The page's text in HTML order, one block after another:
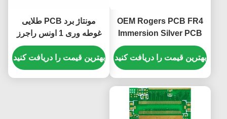
OEM Rogers PCB FR4
Immersion Silver PCB
Rogers RO4003C PCB
SGS
بهترین قیمت را دریافت کنید
مونتاژ برد PCB طلایی
غوطه وری 1 اونس راجرز
RO3003 HASL بدون
سرب
بهترین قیمت را دریافت کنید